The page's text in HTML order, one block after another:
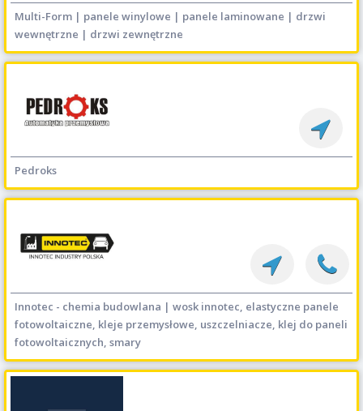
Multi-Form | panele winylowe | panele laminowane | drzwi
wewnętrzne | drzwi zewnętrzne
Pedroks
Innotec - chemia budowlana | wosk innotec, elastyczne panele
fotowoltaiczne, kleje przemysłowe, uszczelniacze, klej do paneli
fotowoltaicznych, smary